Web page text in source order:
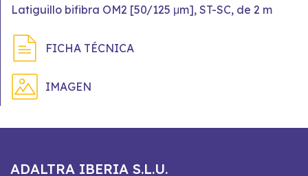
Latiguillo bifibra OM2 [50/125 μm], ST-SC, de 2 m
FICHA TÉCNICA
IMAGEN
ADALTRA IBERIA S.L.U.